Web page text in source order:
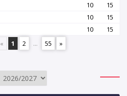
10
15
10
15
10
15
«
1 2 ... 55 »